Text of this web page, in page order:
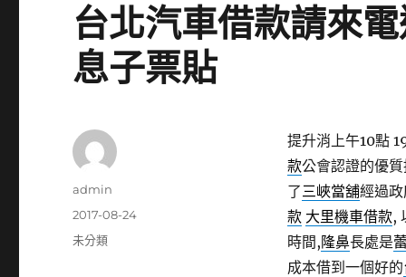
台北汽車借款請來
息子票貼
提升消上午10點
款公會認證的優
了三峽當舖經過
款 大里機車借款,
時間,隆鼻長處是
成本借到一個好的
作
admin
發
佈
2017-08-24
分
未分類